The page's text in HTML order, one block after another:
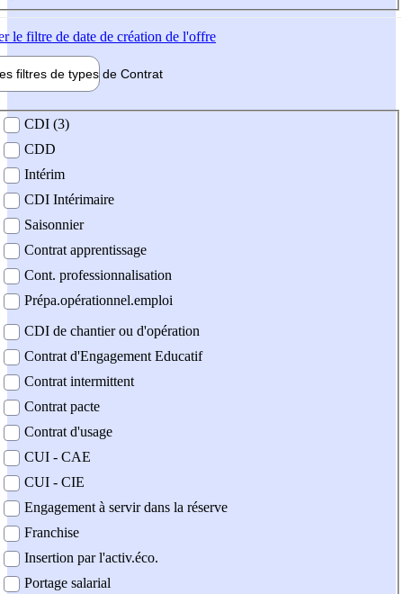
le filtre de date de création de l'offre
filtres de types de Contrat
contrat
CDI (3)
CDD
Intérim
CDI Intérimaire
Saisonnier
Contrat apprentissage
Cont. professionnalisation
Prépa.opérationnel.emploi
CDI de chantier ou d'opération
Contrat d'Engagement Educatif
Contrat intermittent
Contrat pacte
Contrat d'usage
CUI - CAE
CUI - CIE
Engagement à servir dans la réserve
Franchise
Insertion par l'activ.éco.
Portage salarial